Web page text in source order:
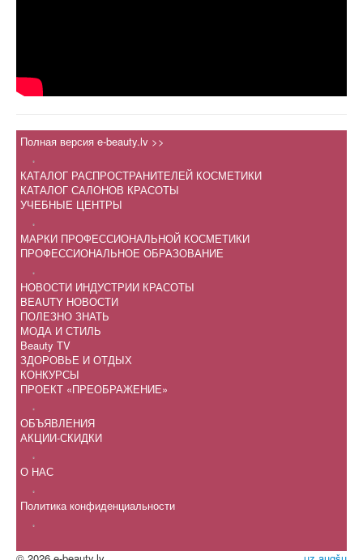
Полная версия e-beauty.lv >>
.
КАТАЛОГ РАСПРОСТРАНИТЕЛЕЙ КОСМЕТИКИ
КАТАЛОГ САЛОНОВ КРАСОТЫ
УЧЕБНЫЕ ЦЕНТРЫ
.
МАРКИ ПРОФЕССИОНАЛЬНОЙ КОСМЕТИКИ
ПРОФЕССИОНАЛЬНОЕ ОБРАЗОВАНИЕ
.
НОВОСТИ ИНДУСТРИИ КРАСОТЫ
BEAUTY НОВОСТИ
ПОЛЕЗНО ЗНАТЬ
МОДА И СТИЛЬ
Beauty TV
ЗДОРОВЬЕ И ОТДЫХ
КОНКУРСЫ
ПРОЕКТ «ПРЕОБРАЖЕНИЕ»
.
ОБЪЯВЛЕНИЯ
АКЦИИ-СКИДКИ
.
О НАС
.
Политика конфиденциальности
.